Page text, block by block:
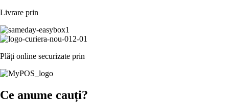
Livrare prin
Plăți online securizate prin
Ce anume cauți?